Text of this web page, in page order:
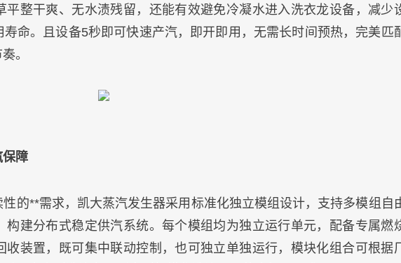
平整干爽、无水渍残留，还能有效避免冷凝水进入洗衣龙设备，减少
命。且设备5秒即可快速产汽，即开即用，无需长时间预热，完美匹
。
保障
的**需求，凯大蒸汽发生器采用标准化独立模组设计，支持多模组自
构建分布式稳定供汽系统。每个模组均为独立运行单元，配备专属燃
装置，既可集中联动控制，也可独立单独运行，模块化组合可根据厂